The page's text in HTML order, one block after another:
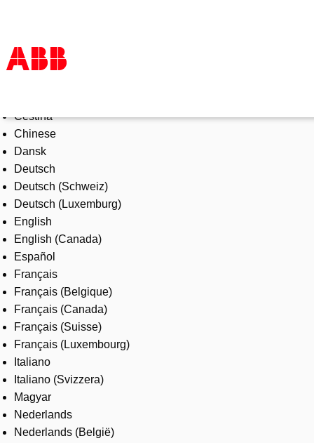
Products & Solutions
Industries
Services
About us
Where to buy
Contact us
Careers
Čeština
Chinese
Dansk
Deutsch
Deutsch (Schweiz)
Deutsch (Luxemburg)
English
English (Canada)
Español
Français
Français (Belgique)
Français (Canada)
Français (Suisse)
Français (Luxembourg)
Italiano
Italiano (Svizzera)
Magyar
Nederlands
Nederlands (België)